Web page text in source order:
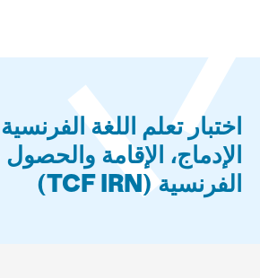
اختبار تعلم اللغة
الإدماج، الإقامة
الفرنسية (TCF IRN)